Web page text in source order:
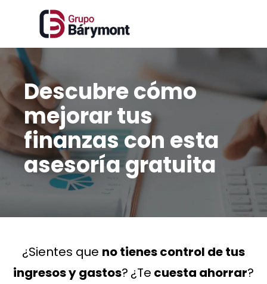
Descubre cómo
mejorar tus
finanzas con esta
asesoría gratuita
¿Sientes que no tienes control de tus
ingresos y gastos? ¿Te cuesta ahorrar?